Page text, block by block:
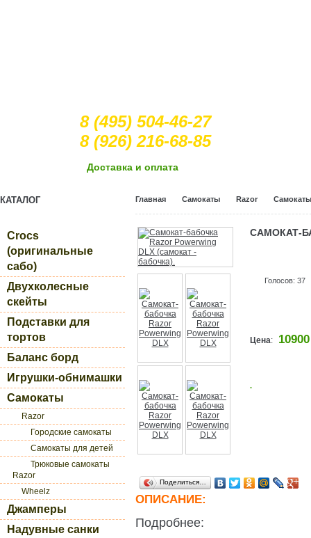
8 (495) 504-46-27
8 (926) 216-68-85
Доcтавка и оплата
КАТАЛОГ
Crocs
(оригинальные
сабо)
Двухколесные
скейты
Подставки для
тортов
Баланс борд
Игрушки-обнимашки
Самокаты
Razor
Городские самокаты
Самокаты для детей
Трюковые самокаты
Razor
Wheelz
Джамперы
Надувные санки
Главная Самокаты Razor
САМОКАТ-
Голосов: 37
Цена:
.
Поделиться…
ОПИСАНИЕ:
Подробнее: